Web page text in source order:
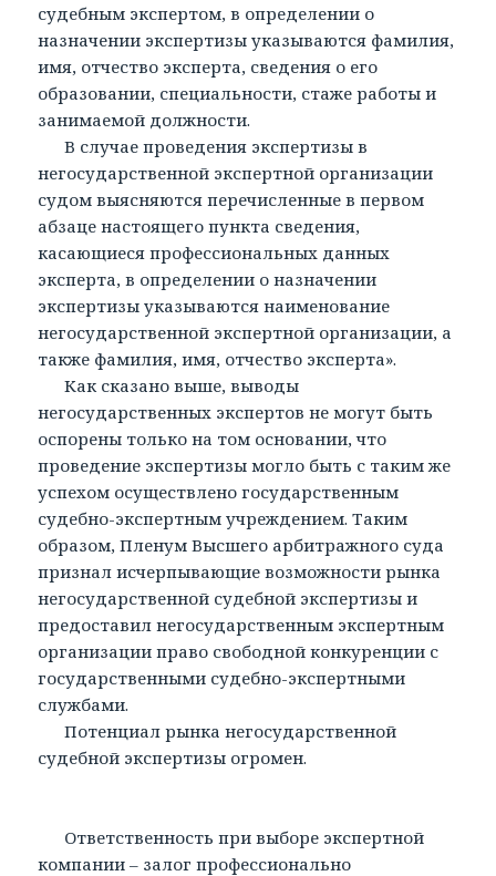
судебным экспертом, в определении о
назначении экспертизы указываются фамилия,
имя, отчество эксперта, сведения о его
образовании, специальности, стаже работы и
занимаемой должности.
В случае проведения экспертизы в
негосударственной экспертной организации
судом выясняются перечисленные в первом
абзаце настоящего пункта сведения,
касающиеся профессиональных данных
эксперта, в определении о назначении
экспертизы указываются наименование
негосударственной экспертной организации, а
также фамилия, имя, отчество эксперта».
Как сказано выше, выводы
негосударственных экспертов не могут быть
оспорены только на том основании, что
проведение экспертизы могло быть с таким же
успехом осуществлено государственным
судебно-экспертным учреждением. Таким
образом, Пленум Высшего арбитражного суда
признал исчерпывающие возможности рынка
негосударственной судебной экспертизы и
предоставил негосударственным экспертным
организации право свободной конкуренции с
государственными судебно-экспертными
службами.
Потенциал рынка негосударственной
судебной экспертизы огромен.
Ответственность при выборе экспертной
компании – залог профессионально